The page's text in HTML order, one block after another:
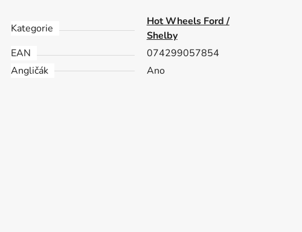
Kategorie
Hot Wheels Ford /
Shelby
EAN
074299057854
Angličák
Ano